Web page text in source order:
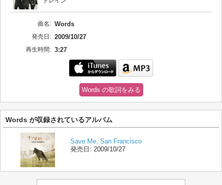
曲名: Words
発売日: 2009/10/27
再生時間: 3:27
Words の歌詞をみる
Words が収録されているアルバム
Save Me, San Francisco
発売日: 2009/10/27